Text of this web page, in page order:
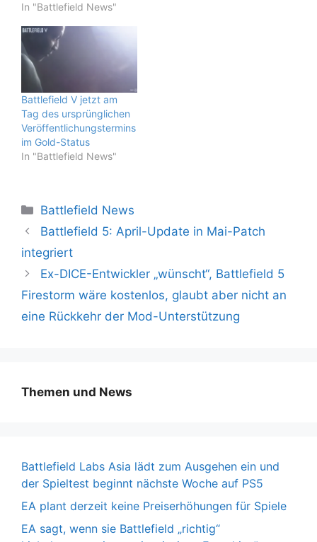
In "Battlefield News"
Battlefield V jetzt am
Tag des ursprünglichen
Veröffentlichungstermins
im Gold-Status
In "Battlefield News"
Kategorien
Battlefield News
Battlefield 5: April-Update in Mai-Patch
integriert
Ex-DICE-Entwickler „wünscht“, Battlefield 5
Firestorm wäre kostenlos, glaubt aber nicht an
eine Rückkehr der Mod-Unterstützung
Themen und News
Battlefield Labs Asia lädt zum Ausgehen ein und
der Spieltest beginnt nächste Woche auf PS5
EA plant derzeit keine Preiserhöhungen für Spiele
EA sagt, wenn sie Battlefield „richtig“